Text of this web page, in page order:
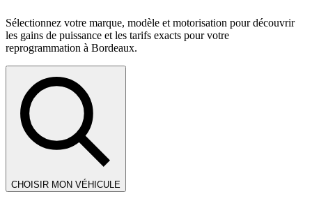
Sélectionnez votre marque, modèle et motorisation pour découvrir
les gains de puissance et les tarifs exacts pour votre
reprogrammation à Bordeaux.
CHOISIR MON VÉHICULE